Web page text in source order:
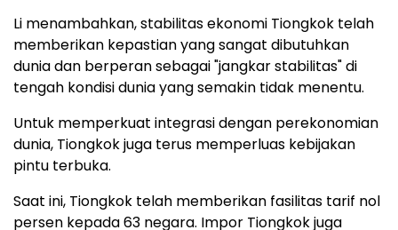
Li menambahkan, stabilitas ekonomi Tiongkok telah
memberikan kepastian yang sangat dibutuhkan
dunia dan berperan sebagai "jangkar stabilitas" di
tengah kondisi dunia yang semakin tidak menentu.
Untuk memperkuat integrasi dengan perekonomian
dunia, Tiongkok juga terus memperluas kebijakan
pintu terbuka.
Saat ini, Tiongkok telah memberikan fasilitas tarif nol
persen kepada 63 negara. Impor Tiongkok juga